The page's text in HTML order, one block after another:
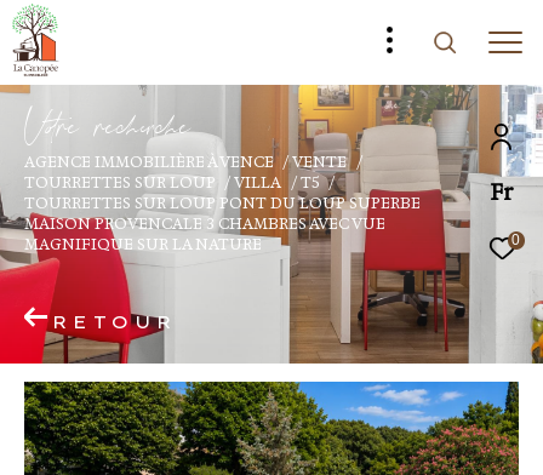
Fr
0
Vore recece
AGENCE IMMOBILIÈRE À VENCE
VENTE
TOURRETTES SUR LOUP
VILLA
T5
TOURRETTES SUR LOUP PONT DU LOUP SUPERBE
MAISON PROVENCALE 3 CHAMBRES AVEC VUE
MAGNIFIQUE SUR LA NATURE
RETOUR